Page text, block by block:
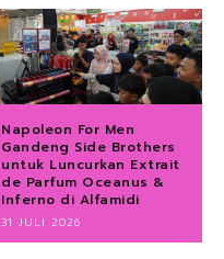
Napoleon For Men
Gandeng Side Brothers
untuk Luncurkan Extrait
de Parfum Oceanus &
Inferno di Alfamidi
31 JULI 2026